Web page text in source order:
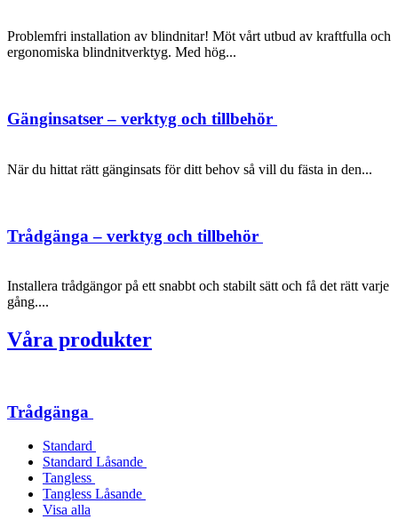
Problemfri installation av blindnitar! Möt vårt utbud av kraftfulla och
ergonomiska blindnitverktyg. Med hög...
Gänginsatser – verktyg och tillbehör
När du hittat rätt gänginsats för ditt behov så vill du fästa in den...
Trådgänga – verktyg och tillbehör
Installera trådgängor på ett snabbt och stabilt sätt och få det rätt varje
gång....
Våra produkter
Trådgänga
Standard
Standard Låsande
Tangless
Tangless Låsande
Visa alla